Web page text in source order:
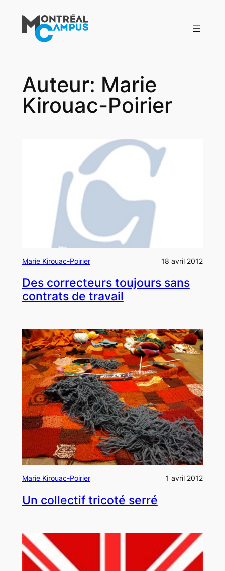
contenu
Auteur: Marie
Kirouac-Poirier
Marie Kirouac-Poirier 18 avril 2012
Des correcteurs toujours sans
contrats de travail
Marie Kirouac-Poirier 1 avril 2012
Un collectif tricoté serré